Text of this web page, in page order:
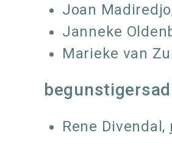
Joan
Janneke
Marieke van
Rene Divendal,